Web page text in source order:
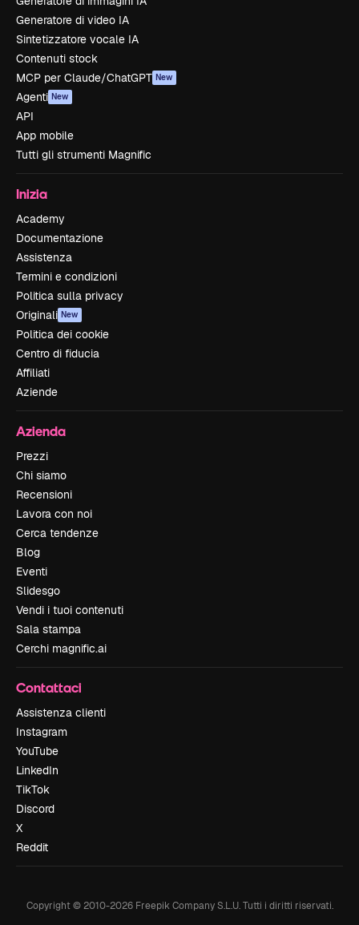
Generatore di video IA
Sintetizzatore vocale IA
Contenuti stock
MCP per Claude/ChatGPT New
Agenti New
API
App mobile
Tutti gli strumenti Magnific
Inizia
Academy
Documentazione
Assistenza
Termini e condizioni
Politica sulla privacy
Originali New
Politica dei cookie
Centro di fiducia
Affiliati
Aziende
Azienda
Prezzi
Chi siamo
Recensioni
Lavora con noi
Cerca tendenze
Blog
Eventi
Slidesgo
Vendi i tuoi contenuti
Sala stampa
Cerchi magnific.ai
Contattaci
Assistenza clienti
Instagram
YouTube
LinkedIn
TikTok
Discord
X
Reddit
Copyright © 2010-2026Freepik Company S.L.U. Tutti i diritti riservati.